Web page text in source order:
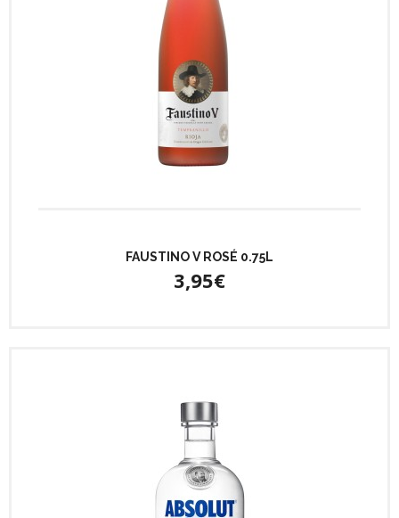
FAUSTINO V ROSÉ 0.75L
3,95€